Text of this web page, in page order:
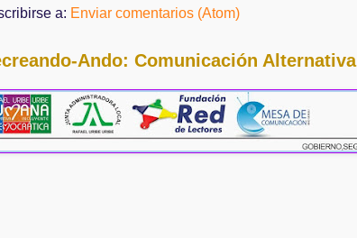
a: Enviar comentarios (Atom)
Ando: Comunicación Alternativa